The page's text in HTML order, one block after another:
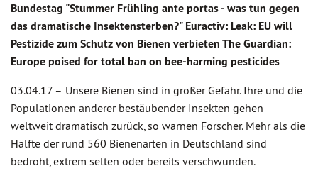
Bundestag "Stummer Frühling ante portas - was tun gegen
das dramatische Insektensterben?" Euractiv: Leak: EU will
Pestizide zum Schutz von Bienen verbieten The Guardian:
Europe poised for total ban on bee-harming pesticides
03.04.17 – Unsere Bienen sind in großer Gefahr. Ihre und die
Populationen anderer bestäubender Insekten gehen
weltweit dramatisch zurück, so warnen Forscher. Mehr als die
Hälfte der rund 560 Bienenarten in Deutschland sind
bedroht, extrem selten oder bereits verschwunden.